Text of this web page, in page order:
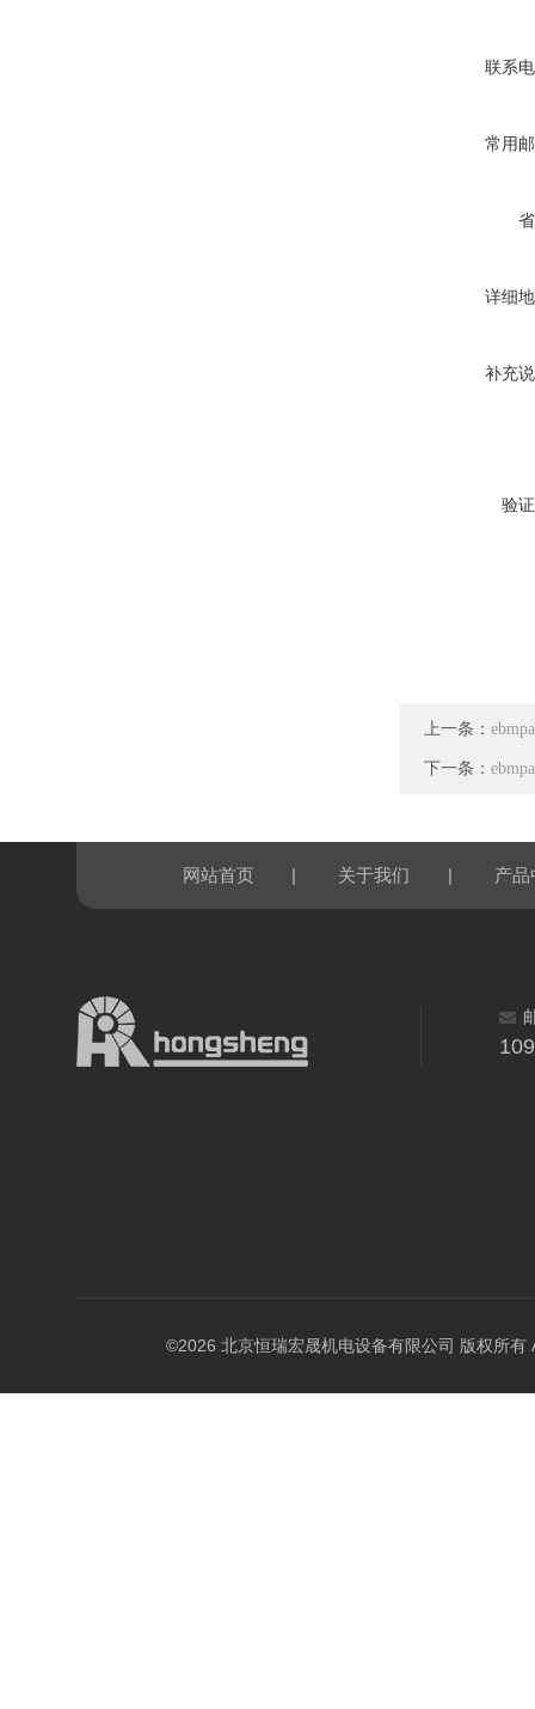
联系
常用
详细
补充
验
上一条：
下一条：
网站首页 | 关于我们 | 产品
©2026 北京恒瑞宏晟机电设备有限公司 版权所有